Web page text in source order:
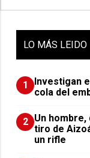
LO MÁS LEIDO
1
Investigan
cola del
2 Un hombre,
tiro de
un rifle